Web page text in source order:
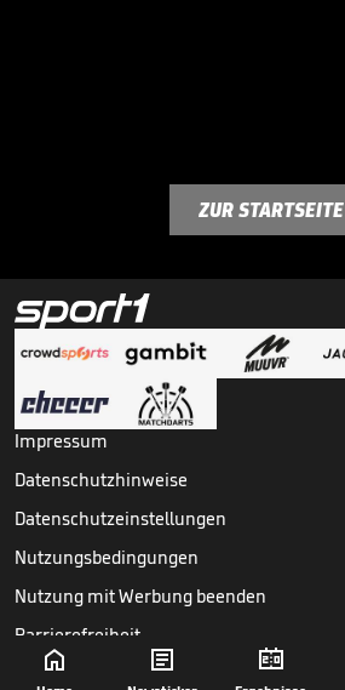
  
ZUR STARTSEITE
Impressum
Datenschutzhinweise
Datenschutzeinstellungen
Nutzungsbedingungen
Nutzung mit Werbung beenden
Barrierefreiheit
Copyright © Sport1 GmbH. Alle Rechte vorbehalten.